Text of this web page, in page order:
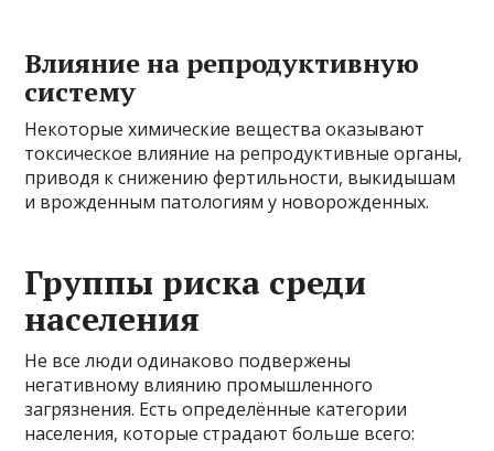
Влияние на репродуктивную
систему
Некоторые химические вещества оказывают
токсическое влияние на репродуктивные органы,
приводя к снижению фертильности, выкидышам
и врожденным патологиям у новорожденных.
Группы риска среди
населения
Не все люди одинаково подвержены
негативному влиянию промышленного
загрязнения. Есть определённые категории
населения, которые страдают больше всего: